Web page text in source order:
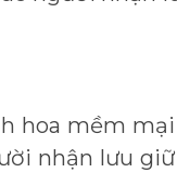
hoa mềm
nhận lưu